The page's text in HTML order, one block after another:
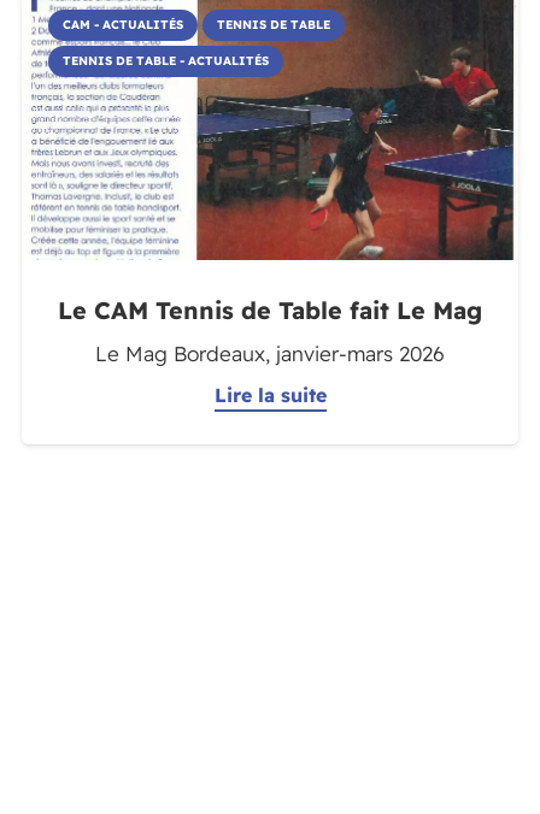
CAM - ACTUALITÉS TENNIS DE TABLE
TENNIS DE TABLE - ACTUALITÉS
Le CAM Tennis de Table fait Le Mag
Le Mag Bordeaux, janvier-mars 2026
Lire la suite